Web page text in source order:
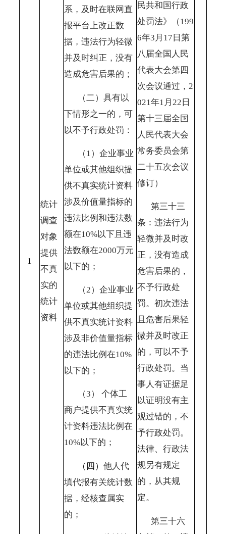
1
统计
调查
对象
提供
不真
实的
统计
资料
系，及时在联网直
报平台上改正数
据，违法行为轻微
并及时纠正，没有
造成危害后果的；
（二）具有以
下情形之一的，可
以不予行政处罚：
（1）企业事业
单位或其他组织提
供不真实统计资料
涉及价值量指标的
违法比例和违法数
额在10%以下且违
法数额在2000万元
以下的；
（2）企业事业
单位或其他组织提
供不真实统计资料
涉及非价值量指标
的违法比例在10%
以下的；
（3） 个体工
商户提供不真实统
计资料违法比例在
10%以下的；
（四）他人代
填代报有关统计数
据，经核查属实
的；
民共和国行政
处罚法》（199
6年3月17日第
八届全国人民
代表大会第四
次会议通过，2
021年1月22日
第十三届全国
人民代表大会
常务委员会第
二十五次会议
修订）
第三十三
条：违法行为
轻微并及时改
正，没有造成
危害后果的，
不予行政处
罚。初次违法
且危害后果轻
微并及时改正
的，可以不予
行政处罚。当
事人有证据足
以证明没有主
观过错的，不
予行政处罚。
法律、行政法
规另有规定
的，从其规
定。
第三十六